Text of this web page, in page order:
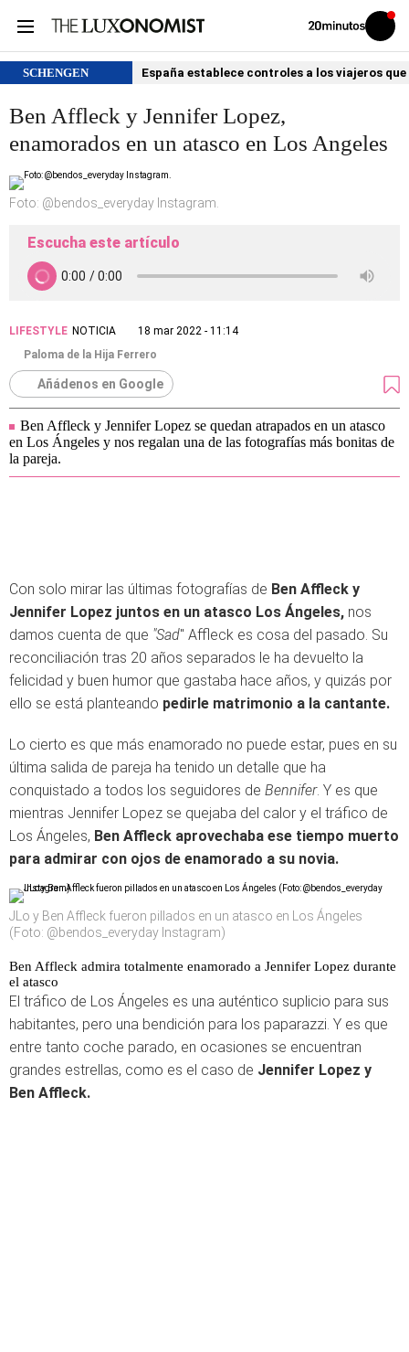
Volver
Iniciar
sesión
SCHENGEN España establece controles a los viajeros
Ben Affleck y Jennifer Lopez,
enamorados en un atasco en Los Angeles
Foto: @bendos_everyday Instagram.
Escucha este artículo
LIFESTYLE NOTICIA
18 mar 2022 - 11:14
Paloma de la Hija Ferrero
Añádenos en Google
Ben Affleck y Jennifer Lopez se quedan atrapados en un atasco
en Los Ángeles y nos regalan una de las fotografías más bonitas de
la pareja.
Con solo mirar las últimas fotografías de Ben Affleck y
Jennifer Lopez juntos en un atasco Los Ángeles, nos
damos cuenta de que "Sad" Affleck es cosa del pasado. Su
reconciliación tras 20 años separados le ha devuelto la
felicidad y buen humor que gastaba hace años, y quizás por
ello se está planteando pedirle matrimonio a la cantante.
Lo cierto es que más enamorado no puede estar, pues en su
última salida de pareja ha tenido un detalle que ha
conquistado a todos los seguidores de Bennifer. Y es que
mientras Jennifer Lopez se quejaba del calor y el tráfico de
Los Ángeles, Ben Affleck aprovechaba ese tiempo muerto
para admirar con ojos de enamorado a su novia.
JLo y Ben Affleck fueron pillados en un atasco en Los Ángeles
(Foto: @bendos_everyday Instagram)
Ben Affleck admira totalmente enamorado a Jennifer Lopez durante
el atasco
El tráfico de Los Ángeles es una auténtico suplicio para sus
habitantes, pero una bendición para los paparazzi. Y es que
entre tanto coche parado, en ocasiones se encuentran
grandes estrellas, como es el caso de Jennifer Lopez y
Ben Affleck.